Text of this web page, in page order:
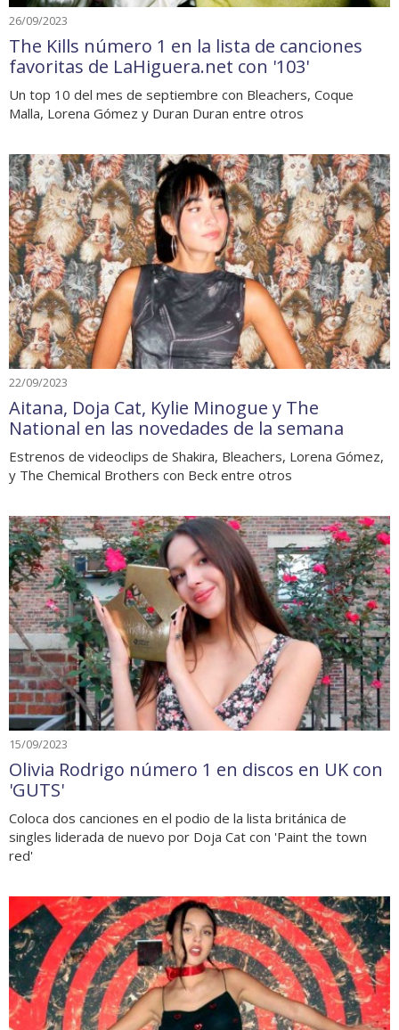
26/09/2023
The Kills número 1 en la lista de canciones
favoritas de LaHiguera.net con '103'
Un top 10 del mes de septiembre con Bleachers, Coque
Malla, Lorena Gómez y Duran Duran entre otros
22/09/2023
Aitana, Doja Cat, Kylie Minogue y The
National en las novedades de la semana
Estrenos de videoclips de Shakira, Bleachers, Lorena Gómez,
y The Chemical Brothers con Beck entre otros
15/09/2023
Olivia Rodrigo número 1 en discos en UK con
'GUTS'
Coloca dos canciones en el podio de la lista británica de
singles liderada de nuevo por Doja Cat con 'Paint the town
red'